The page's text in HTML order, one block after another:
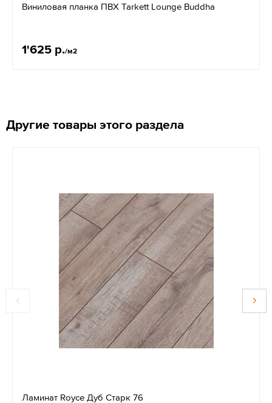
Виниловая планка ПВХ Tarkett Lounge Buddha
1'625 р./м2
Другие товары этого раздела
Ламинат Royce Дуб Старк 76